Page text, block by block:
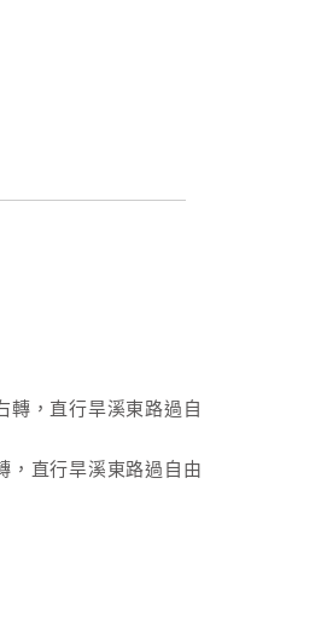
轉，直行旱溪東路過自
，直行旱溪東路過自由